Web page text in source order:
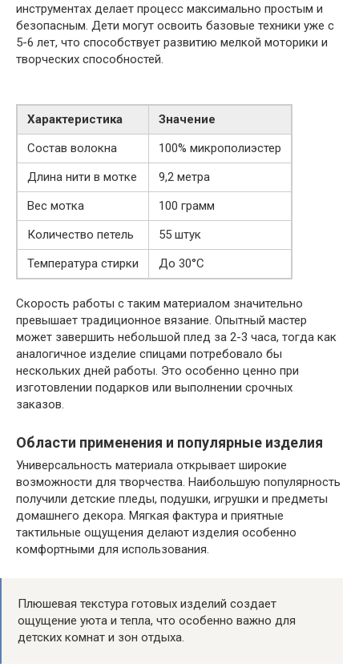
инструментах делает процесс максимально простым и
безопасным. Дети могут освоить базовые техники уже с
5-6 лет, что способствует развитию мелкой моторики и
творческих способностей.
Характеристика
Значение
Состав волокна
100% микрополиэстер
Длина нити в мотке
9,2 метра
Вес мотка
100 грамм
Количество петель
55 штук
Температура стирки
До 30°C
Скорость работы с таким материалом значительно
превышает традиционное вязание. Опытный мастер
может завершить небольшой плед за 2-3 часа, тогда как
аналогичное изделие спицами потребовало бы
нескольких дней работы. Это особенно ценно при
изготовлении подарков или выполнении срочных
заказов.
Области применения и популярные изделия
Универсальность материала открывает широкие
возможности для творчества. Наибольшую популярность
получили детские пледы, подушки, игрушки и предметы
домашнего декора. Мягкая фактура и приятные
тактильные ощущения делают изделия особенно
комфортными для использования.
Плюшевая текстура готовых изделий создает
ощущение уюта и тепла, что особенно важно для
детских комнат и зон отдыха.